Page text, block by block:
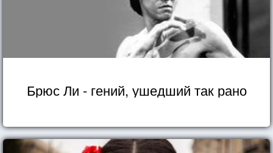
Брюс Ли - гений, ушедший так рано